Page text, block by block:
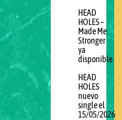
HEAD
HOLES –
Made Me
Stronger
ya
disponible
HEAD
HOLES
nuevo
single el
15/05/2026